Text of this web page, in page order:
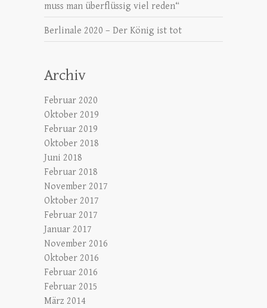
muss man überflüssig viel reden“
Berlinale 2020 – Der König ist tot
Archiv
Februar 2020
Oktober 2019
Februar 2019
Oktober 2018
Juni 2018
Februar 2018
November 2017
Oktober 2017
Februar 2017
Januar 2017
November 2016
Oktober 2016
Februar 2016
Februar 2015
März 2014